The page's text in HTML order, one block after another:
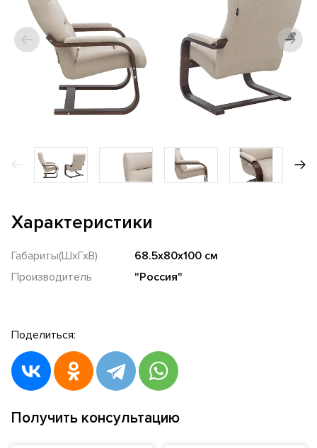
Характеристики
Габариты(ШхГхВ)
68.5х80х100 см
Производитель
"Россия"
Поделиться:
Получить консультацию